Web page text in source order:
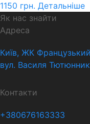
1150 грн. Детальніше
Як нас знайти
Адреса
Київ, ЖК
вул. Василя
Контакти
+380676163333